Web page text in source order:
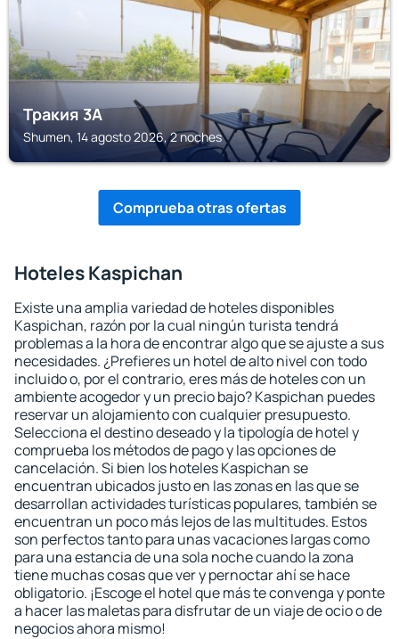
Тракия 3А
Shumen, 14 agosto 2026, 2 noches
Comprueba otras ofertas
Hoteles Kaspichan
Existe una amplia variedad de hoteles disponibles
Kaspichan, razón por la cual ningún turista tendrá
problemas a la hora de encontrar algo que se ajuste a sus
necesidades. ¿Prefieres un hotel de alto nivel con todo
incluido o, por el contrario, eres más de hoteles con un
ambiente acogedor y un precio bajo? Kaspichan puedes
reservar un alojamiento con cualquier presupuesto.
Selecciona el destino deseado y la tipología de hotel y
comprueba los métodos de pago y las opciones de
cancelación. Si bien los hoteles Kaspichan se
encuentran ubicados justo en las zonas en las que se
desarrollan actividades turísticas populares, también se
encuentran un poco más lejos de las multitudes. Estos
son perfectos tanto para unas vacaciones largas como
para una estancia de una sola noche cuando la zona
tiene muchas cosas que ver y pernoctar ahí se hace
obligatorio. ¡Escoge el hotel que más te convenga y ponte
a hacer las maletas para disfrutar de un viaje de ocio o de
negocios ahora mismo!